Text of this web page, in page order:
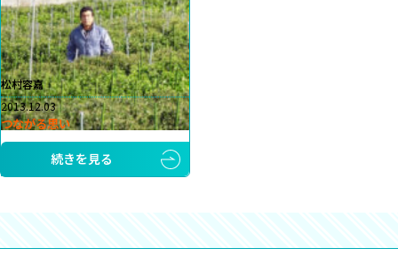
松村容嘉
2013.12.03
つながる思い
続きを見る